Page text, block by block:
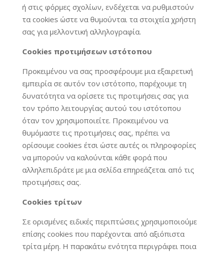
ή στις φόρμες σχολίων, ενδέχεται να ρυθμιστούν
τα cookies ώστε να θυμούνται τα στοιχεία χρήστη
σας για μελλοντική αλληλογραφία.
Cookies προτιμήσεων ιστότοπου
Προκειμένου να σας προσφέρουμε μια εξαιρετική
εμπειρία σε αυτόν τον ιστότοπο, παρέχουμε τη
δυνατότητα να ορίσετε τις προτιμήσεις σας για
τον τρόπο λειτουργίας αυτού του ιστότοπου
όταν τον χρησιμοποιείτε. Προκειμένου να
θυμόμαστε τις προτιμήσεις σας, πρέπει να
ορίσουμε cookies έτσι ώστε αυτές οι πληροφορίες
να μπορούν να καλούνται κάθε φορά που
αλληλεπιδράτε με μια σελίδα επηρεάζεται από τις
προτιμήσεις σας.
Cookies τρίτων
Σε ορισμένες ειδικές περιπτώσεις χρησιμοποιούμε
επίσης cookies που παρέχονται από αξιόπιστα
τρίτα μέρη. Η παρακάτω ενότητα περιγράφει ποια